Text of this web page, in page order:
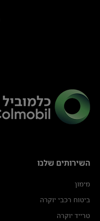
השירותים שלנו
מימון
ביטוח רכבי יוקרה
טרייד יוקרה